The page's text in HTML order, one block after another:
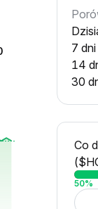
7 dni
14
30
Co
50%